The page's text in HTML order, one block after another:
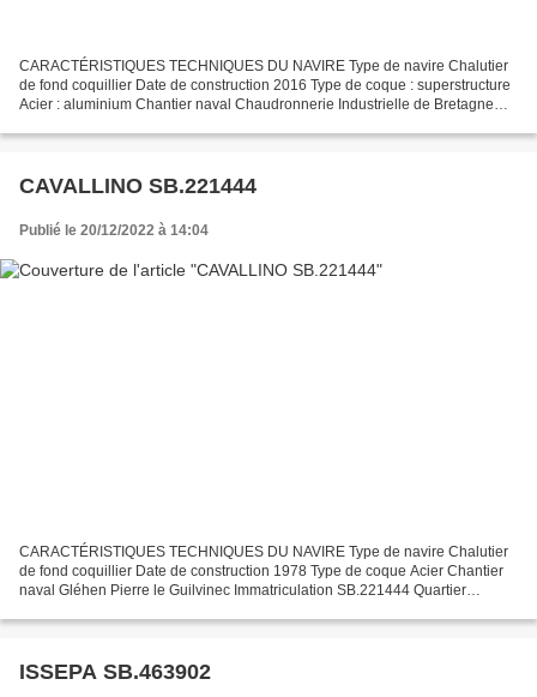
CARACTÉRISTIQUES TECHNIQUES DU NAVIRE Type de navire Chalutier
de fond coquillier Date de construction 2016 Type de coque : superstructure
Acier : aluminium Chantier naval Chaudronnerie Industrielle de Bretagne
CAVALLINO SB.221444
Publié le 20/12/2022 à 14:04
CARACTÉRISTIQUES TECHNIQUES DU NAVIRE Type de navire Chalutier
de fond coquillier Date de construction 1978 Type de coque Acier Chantier
naval Gléhen Pierre le Guilvinec Immatriculation SB.221444 Quartier
ISSEPA SB.463902